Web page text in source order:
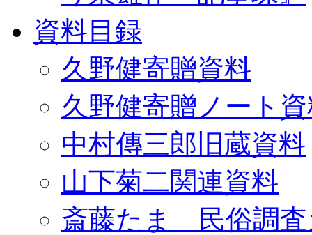
資料目録
久野健寄贈資料
久野健寄贈ノート
中村傳三郎旧蔵資料
山下菊二関連資料
斎藤たま 民俗調査